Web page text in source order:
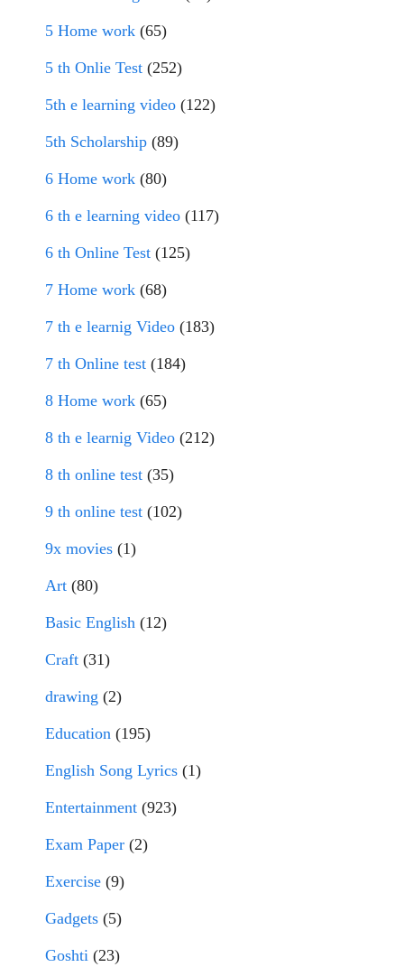
5 Home work (65)
5 th Onlie Test (252)
5th e learning video (122)
5th Scholarship (89)
6 Home work (80)
6 th e learning video (117)
6 th Online Test (125)
7 Home work (68)
7 th e learnig Video (183)
7 th Online test (184)
8 Home work (65)
8 th e learnig Video (212)
8 th online test (35)
9 th online test (102)
9x movies (1)
Art (80)
Basic English (12)
Craft (31)
drawing (2)
Education (195)
English Song Lyrics (1)
Entertainment (923)
Exam Paper (2)
Exercise (9)
Gadgets (5)
Goshti (23)